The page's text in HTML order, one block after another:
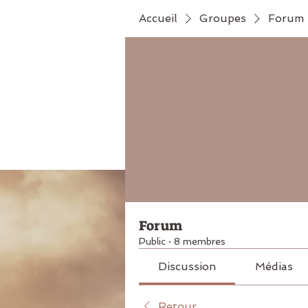
Accueil Groupes Forum
Forum
Public · 8 membres
Discussion Médias